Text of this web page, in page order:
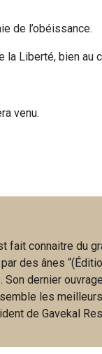
de l’obéissance.
la Liberté, bien au
venu.
fait connaitre du
des ânes
dernier
les
de Gavekal